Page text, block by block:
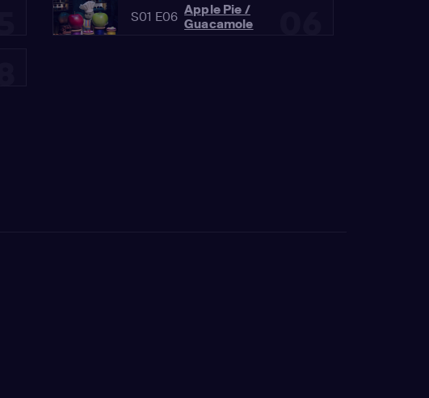
S01 E06 Apple Pie /
Guacamole